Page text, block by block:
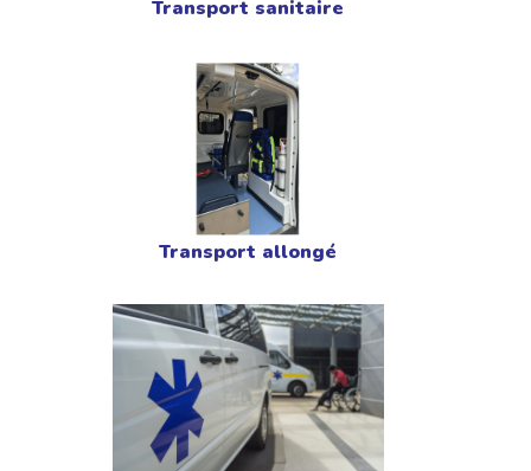
Transport sanitaire
Transport allongé